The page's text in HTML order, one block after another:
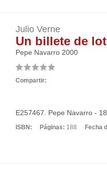
Julio Verne
Un billete de
Pepe Navarro 2000
Compartir:
E257467. Pepe Navarro -
ISBN: Páginas: 188 Fecha